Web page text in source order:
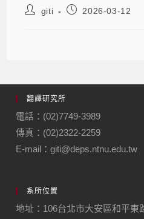
giti 2026-03-12
翻譯研究所
電話：(02)7749-3989
傳真：(02)2322-2259
E-mail：giti@deps.ntnu.edu.tw
系所位置
地址：106台北市大安區和平東